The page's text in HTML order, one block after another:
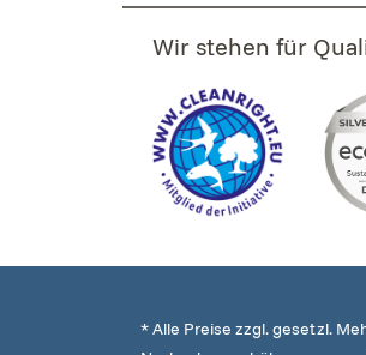
Wir stehen für
* Alle Preise zzgl. gesetzl.